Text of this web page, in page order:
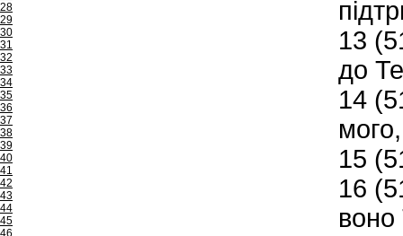
28
29
30
31
32
33
34
35
36
37
38
39
40
41
42
43
44
45
46
13
до
14
15
16
воно